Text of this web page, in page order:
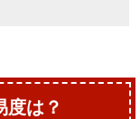
度は？